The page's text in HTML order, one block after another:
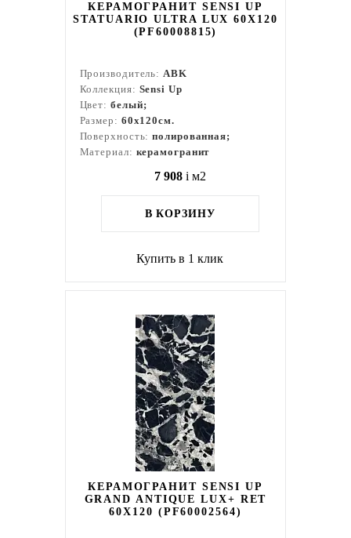
КЕРАМОГРАНИТ SENSI UP
STATUARIO ULTRA LUX 60X120
(PF60008815)
Производитель:ABK
Коллекция: Sensi Up
Цвет: белый;
Размер: 60x120см.
Поверхность:полированная;
Материал: керамогранит
7 908 i м2
В КОРЗИНУ
Купить в 1 клик
КЕРАМОГРАНИТ SENSI UP
GRAND ANTIQUE LUX+ RET
60X120 (PF60002564)